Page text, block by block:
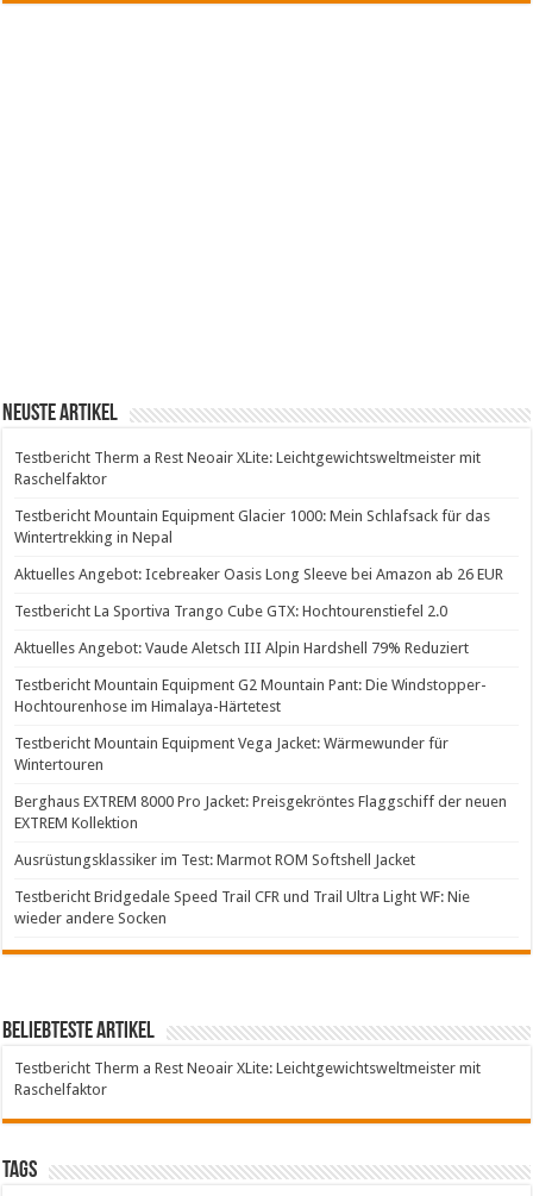
Neuste Artikel
Testbericht Therm a Rest Neoair XLite: Leichtgewichtsweltmeister mit
Raschelfaktor
Testbericht Mountain Equipment Glacier 1000: Mein Schlafsack für das
Wintertrekking in Nepal
Aktuelles Angebot: Icebreaker Oasis Long Sleeve bei Amazon ab 26 EUR
Testbericht La Sportiva Trango Cube GTX: Hochtourenstiefel 2.0
Aktuelles Angebot: Vaude Aletsch III Alpin Hardshell 79% Reduziert
Testbericht Mountain Equipment G2 Mountain Pant: Die Windstopper-
Hochtourenhose im Himalaya-Härtetest
Testbericht Mountain Equipment Vega Jacket: Wärmewunder für
Wintertouren
Berghaus EXTREM 8000 Pro Jacket: Preisgekröntes Flaggschiff der neuen
EXTREM Kollektion
Ausrüstungsklassiker im Test: Marmot ROM Softshell Jacket
Testbericht Bridgedale Speed Trail CFR und Trail Ultra Light WF: Nie
wieder andere Socken
Beliebteste Artikel
Testbericht Therm a Rest Neoair XLite: Leichtgewichtsweltmeister mit
Raschelfaktor
Tags